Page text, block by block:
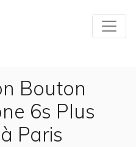
Bouton
6s Plus
Paris